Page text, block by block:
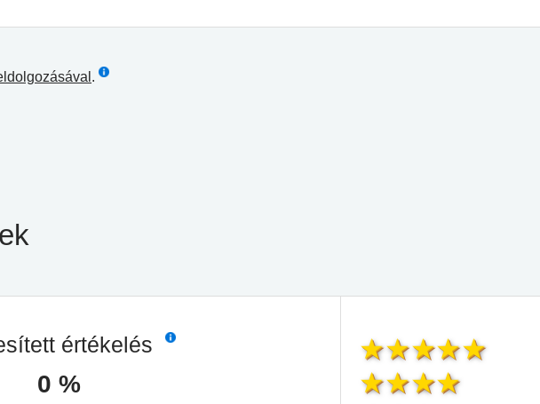
.
értékelés
0 %